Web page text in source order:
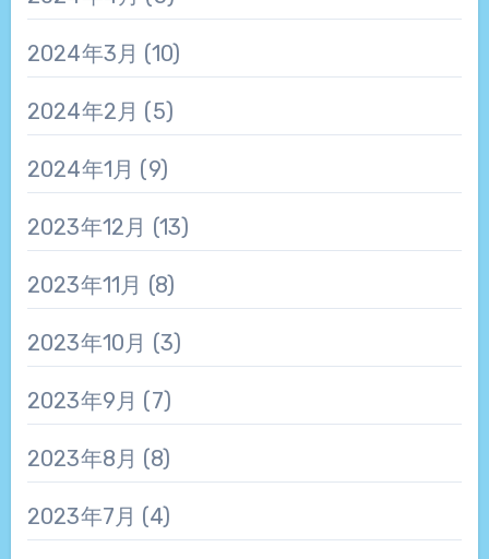
2024年3月 (10)
2024年2月 (5)
2024年1月 (9)
2023年12月 (13)
2023年11月 (8)
2023年10月 (3)
2023年9月 (7)
2023年8月 (8)
2023年7月 (4)